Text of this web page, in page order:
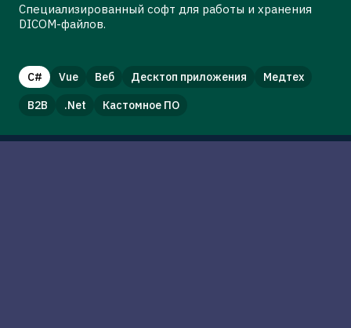
Специализированный софт для работы и хранения
DICOM-файлов.
C# Vue Веб Десктоп приложения
Медтех
B2B
.Net Кастомное ПО